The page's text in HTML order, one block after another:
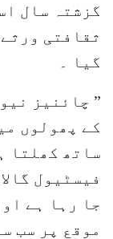
گزشتہ سال
ثقافتی
گیا ۔
” چائنیز
کے پھولوں
ساتھ کھلتا
جا رہا ہے
موقع پر سب